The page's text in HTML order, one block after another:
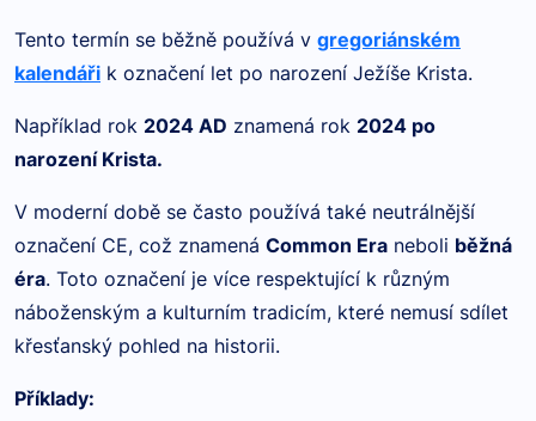
Tento termín se běžně používá v gregoriánském
kalendáři k označení let po narození Ježíše Krista.
Například rok 2024 AD znamená rok 2024 po
narození Krista.
V moderní době se často používá také neutrálnější
označení CE, což znamená Common Era neboli běžná
éra. Toto označení je více respektující k různým
náboženským a kulturním tradicím, které nemusí sdílet
křesťanský pohled na historii.
Příklady: